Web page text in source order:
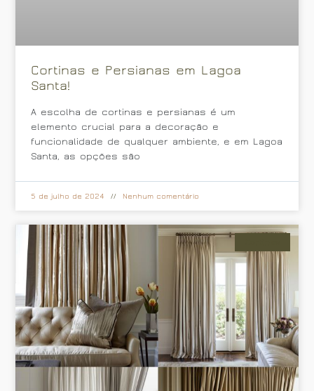
Cortinas e Persianas em Lagoa
Santa!
A escolha de cortinas e persianas é um
elemento crucial para a decoração e
funcionalidade de qualquer ambiente, e em Lagoa
Santa, as opções são
5 de julho de 2024 Nenhum comentário